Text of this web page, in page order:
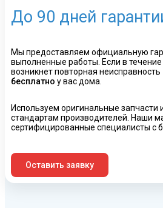
До 90 дней
Мы предоставляем официальную
выполненные работы. Если в течение
возникнет повторная
бесплатно у вас дома.
Используем оригинальные запчасти
стандартам производителей. Наши
сертифицированные специалисты с
Оставить заявку